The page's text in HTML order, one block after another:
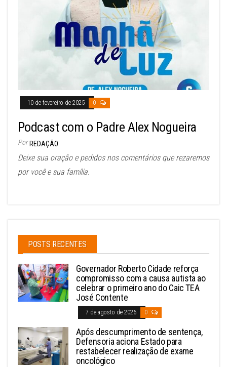
10 de fevereiro de 2025 0
Podcast com o Padre Alex Nogueira
Por REDAÇÃO
Deixe sua oração e pedidos nos comentários que rezaremos
por você e sua família.
POSTS RECENTES
Governador Roberto Cidade reforça
compromisso com a causa autista ao
celebrar o primeiro ano do Caic TEA
José Contente
7 de agosto de 2026 0
Após descumprimento de sentença,
Defensoria aciona Estado para
restabelecer realização de exame
oncológico